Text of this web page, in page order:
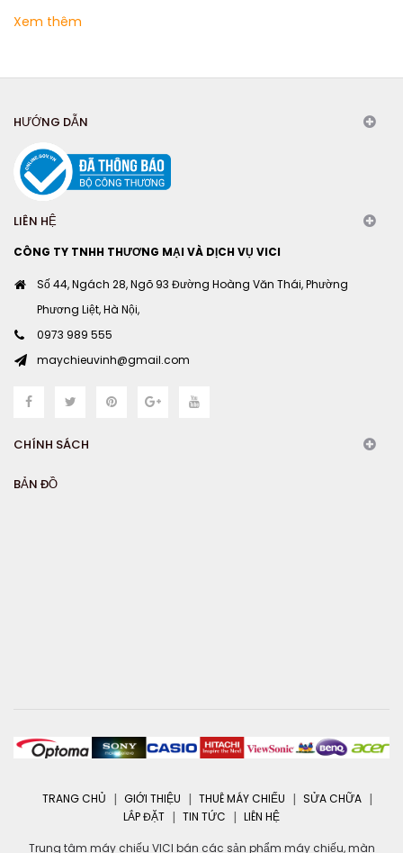
Xem thêm
HƯỚNG DẪN
LIÊN HỆ
CÔNG TY TNHH THƯƠNG MẠI VÀ DỊCH VỤ VICI
Số 44, Ngách 28, Ngõ 93 Đường Hoàng Văn Thái, Phường
Phương Liệt, Hà Nội,
0973 989 555
maychieuvinh@gmail.com
CHÍNH SÁCH
BẢN ĐỒ
TRANG CHỦ GIỚI THIỆU THUÊ MÁY CHIẾU
SỬA CHỮA
LẮP ĐẶT
TIN TỨC LIÊN HỆ
Trung tâm máy chiếu VICI bán các sản phẩm máy chiếu, màn